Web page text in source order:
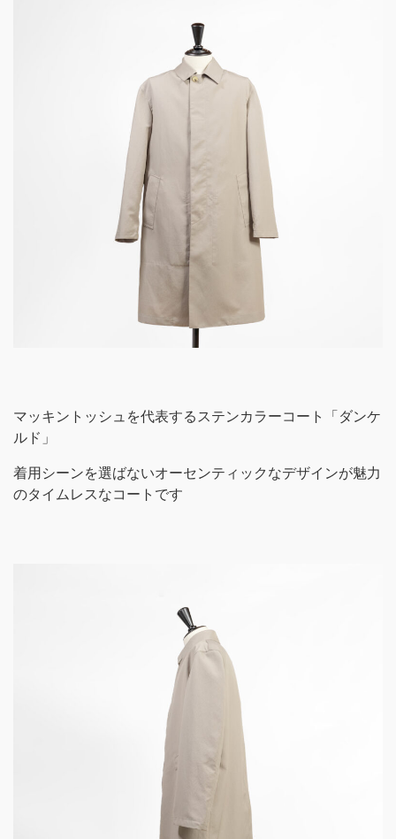
マッキントッシュを代表するステンカラーコート「ダンケ
ルド」
着用シーンを選ばないオーセンティックなデザインが魅力
のタイムレスなコートです